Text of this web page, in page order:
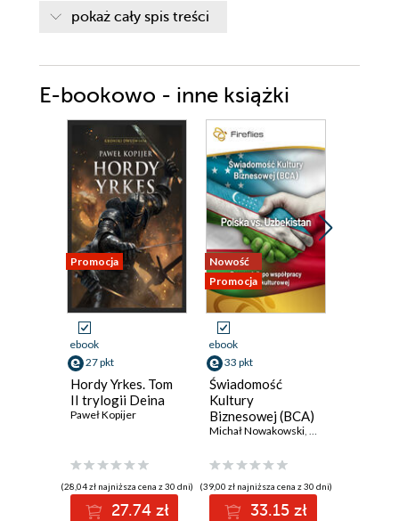
pokaż cały spis treści
E-bookowo - inne książki
Promocja
ebook
27 pkt
Hordy Yrkes. Tom
II trylogii Deina
Paweł Kopijer
(28,04 zł najniższa cena z 30 dni)
27.74 zł
Nowość
Promocja
ebook
33 pkt
Świadomość
Kultury
Biznesowej (BCA)
Polska vs.
Michał Nowakowski
(39,00 zł najniższa cena z 30 dni)
33.15 zł